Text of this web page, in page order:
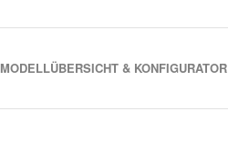
MODELLÜBERSICHT & KONFIGURATOR